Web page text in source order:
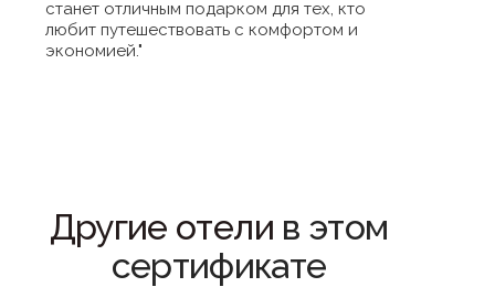
станет отличным подарком для тех, кто
любит путешествовать с комфортом и
экономией."
Другие отели в этом
сертификате